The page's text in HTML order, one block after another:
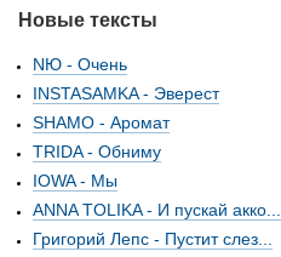
Новые тексты
NЮ - Очень
INSTASAMKA - Эверест
SHAMO - Аромат
TRIDA - Обниму
IOWA - Мы
ANNA TOLIKA - И пускай акко...
Григорий Лепс - Пустит слез...